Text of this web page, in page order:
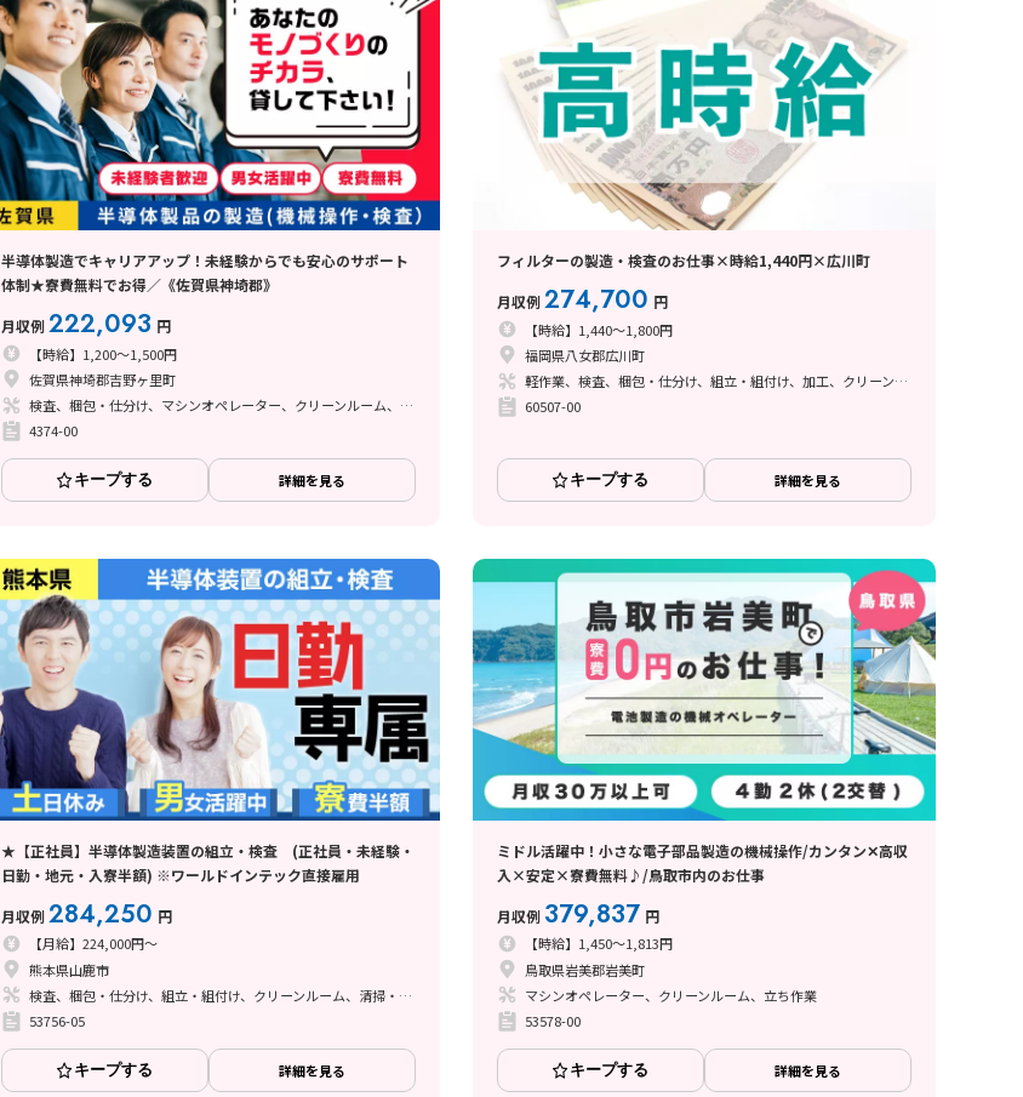
半導体製造でキャリアアップ！未経験からでも安心のサポート
体制★寮費無料でお得／《佐賀県神埼郡》
月収例222,093 円
【時給】1,200～1,500円
佐賀県神埼郡吉野ヶ里町
検査、梱包・仕分け、マシンオペレーター、クリーンルーム、品質管理、立ち作業
4374-00
キープする 詳細を見る
フィルターの製造・検査のお仕事×時給1,440円×広川町
月収例274,700 円
【時給】1,440～1,800円
福岡県八女郡広川町
軽作業、検査、梱包・仕分け、組立・組付け、加工、クリーンルーム、立ち作業
60507-00
キープする 詳細を見る
★【正社員】半導体製造装置の組立・検査 (正社員・未経験・
日勤・地元・入寮半額) ※ワールドインテック直接雇用
月収例284,250 円
【月給】224,000円～
熊本県山鹿市
検査、梱包・仕分け、組立・組付け、クリーンルーム、清掃・洗浄、立ち作業
53756-05
キープする 詳細を見る
ミドル活躍中！小さな電子部品製造の機械操作/カンタン✕高収
入×安定×寮費無料♪/鳥取市内のお仕事
月収例 379,837 円
【時給】1,450～1,813円
鳥取県岩美郡岩美町
マシンオペレーター、クリーンルーム、立ち作業
53578-00
キープする 詳細を見る